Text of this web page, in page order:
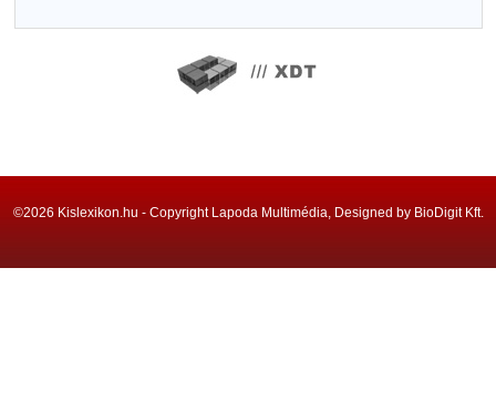
©2026 Kislexikon.hu - Copyright Lapoda Multimédia, Designed by BioDigit Kft.